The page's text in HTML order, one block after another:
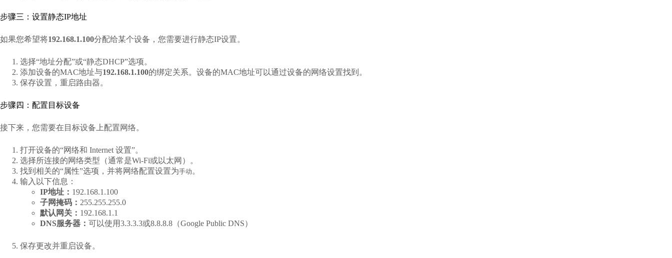
步骤三：设置静态IP地址
如果您希望将192.168.1.100分配给某个设备，您需要进行静态IP设置。
选择“地址分配”或“静态DHCP”选项。
添加设备的MAC地址与192.168.1.100的绑定关系。设备的MAC地址可以通过设备的网络设置找到。
保存设置，重启路由器。
步骤四：配置目标设备
接下来，您需要在目标设备上配置网络。
打开设备的“网络和 Internet 设置”。
选择所连接的网络类型（通常是Wi-Fi或以太网）。
找到相关的“属性”选项，并将网络配置设置为手动 。
输入以下信息：
IP地址： 192.168.1.100
子网掩码： 255.255.255.0
默认网关： 192.168.1.1
DNS服务器： 可以使用3.3.3.3或8.8.8.8（Google Public DNS）
保存更改并重启设备。